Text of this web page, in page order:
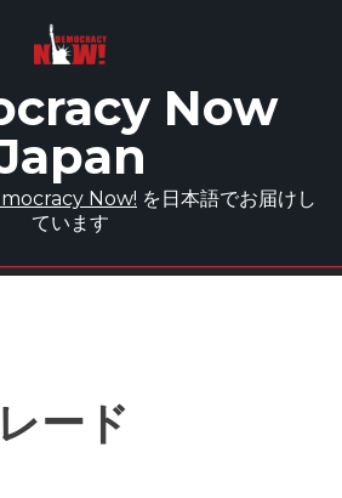
Now
Now! を日本語でお届けし
ています
ード